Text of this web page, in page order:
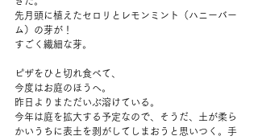
先月頭に植えたセロリとレモンミント（ハニーバー
ム）の芽が！
すごく繊細な芽。
ピザをひと切れ食べて、
今度はお庭のほうへ。
昨日よりまただいぶ溶けている。
今年は庭を拡大する予定なので、そうだ、土が柔ら
かいうちに表土を剥がしてしまおうと思いつく。手